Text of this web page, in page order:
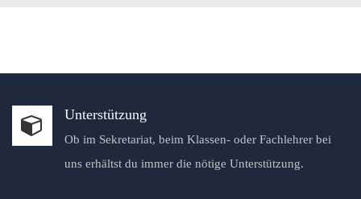
Unterstützung
Ob im Sekretariat, beim Klassen- oder Fachlehrer bei
uns erhältst du immer die nötige Unterstützung.